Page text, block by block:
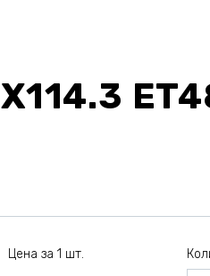
Цена за 1 шт.